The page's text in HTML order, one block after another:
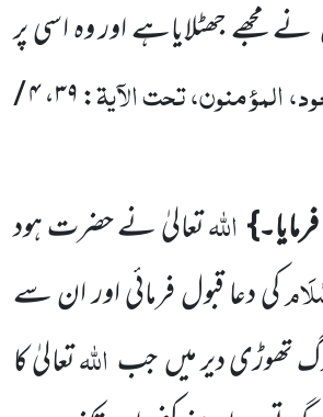
نے مجھے جھٹلایاہے اور وہ اسی پر
المؤمنون، تحت الآیۃ:۳۹، ۴ /
اللہتعالیٰ نے حضرت ہود
کی دعا قبول فرمائی اور ان سے
تھوڑی دیر میںجب اللہتعالیٰ کا